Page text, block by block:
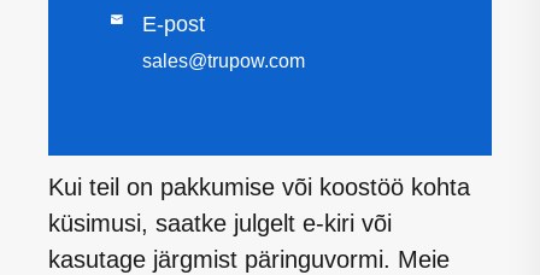
 E-post
sales@trupow.com
Kui teil on pakkumise või koostöö kohta
küsimusi, saatke julgelt e-kiri või
kasutage järgmist päringuvormi. Meie